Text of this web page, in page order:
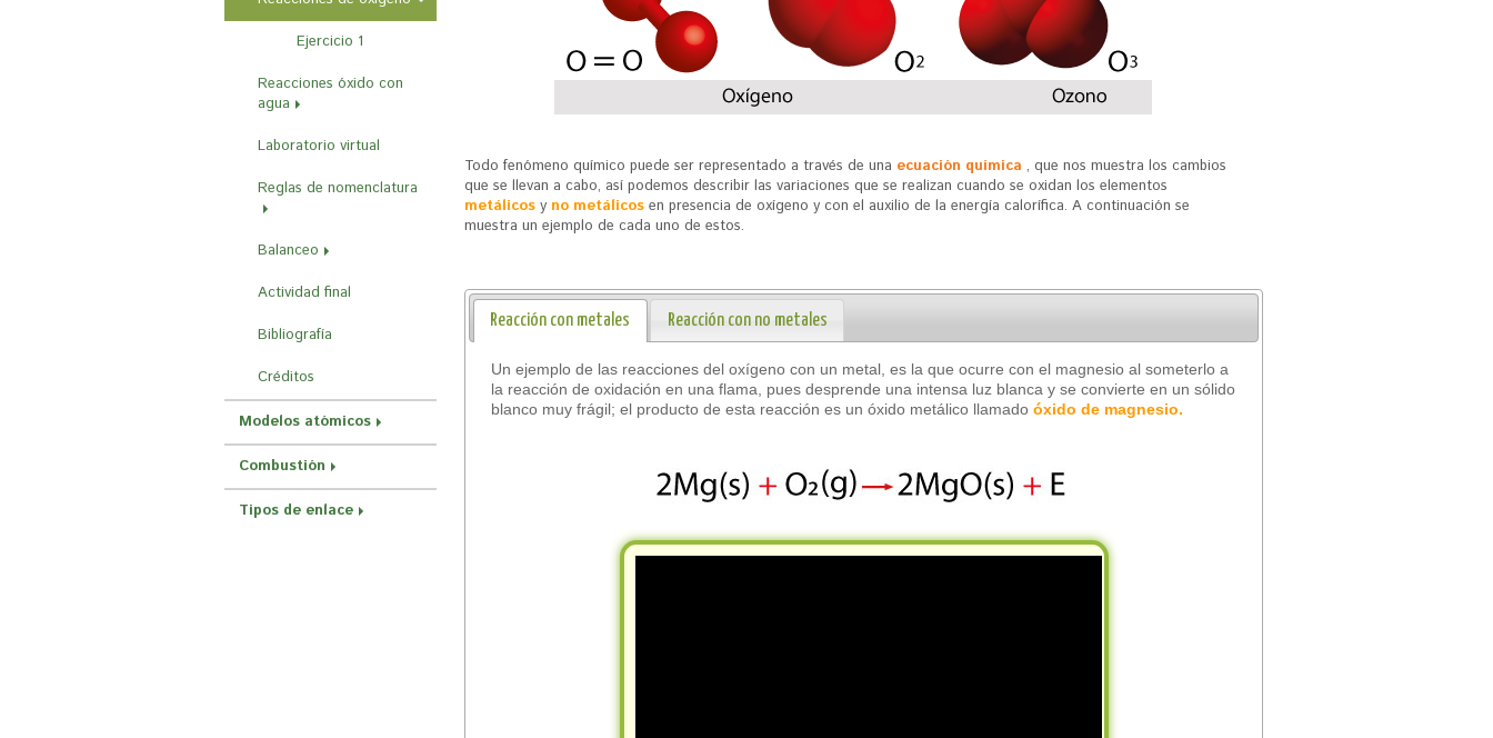
e
d
a
u
Todo fenómeno químico puede ser representado a través de una ecuación química , que nos muestra los cambios
que se llevan a cabo, así podemos describir las variaciones que se realizan cuando se oxidan los elementos
metálicos y no metálicos en presencia de oxígeno y con el auxilio de la energía calorífica. A continuación se
muestra un ejemplo de cada uno de estos.
Reacción con metales Reacción con no metales
Un ejemplo de las reacciones del oxígeno con un metal, es la que ocurre con el magnesio al someterlo a
la reacción de oxidación en una flama, pues desprende una intensa luz blanca y se convierte en un sólido
blanco muy frágil; el producto de esta reacción es un óxido metálico llamadoóxido de magnesio.
Ejercicio 1
Reacciones óxido con
agua
Laboratorio virtual
Reglas de nomenclatura
Balanceo
Actividad final
Bibliografía
Créditos
Modelos atómicos
Combustión
Tipos de enlace